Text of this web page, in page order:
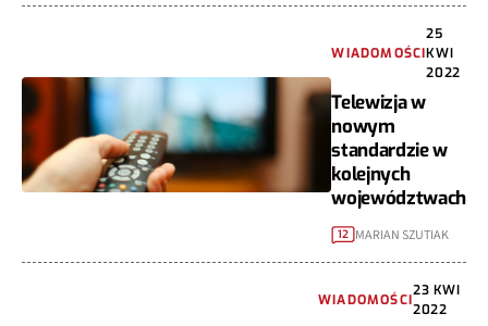
WIADOMOŚCI
25
KWI
2022
Telewizja w
nowym
standardzie w
kolejnych
województwach
12 MARIAN SZUTIAK
WIADOMOŚCI
23 KWI
2022